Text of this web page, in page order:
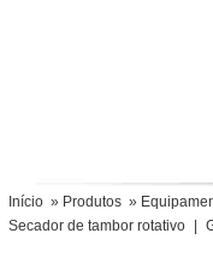
Início » Produtos »
Secador de tambor rotativo